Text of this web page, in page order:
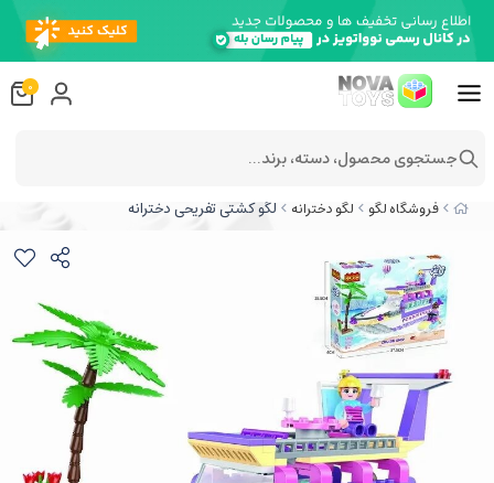
فروشگاه لگو لگو دخترانه لگو کشتی تفریحی دخترانه
0
جستجوی محصول، دسته، برند...